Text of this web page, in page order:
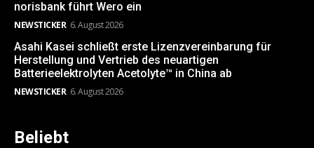
norisbank führt Wero ein
NEWSTICKER 6. August 2026
Asahi Kasei schließt erste Lizenzvereinbarung für
Herstellung und Vertrieb des neuartigen
Batterieelektrolyten Acetolyte™ in China ab
NEWSTICKER 6. August 2026
Beliebt